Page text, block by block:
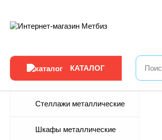
КАТАЛОГ
Стеллажи металлические
Шкафы металлические